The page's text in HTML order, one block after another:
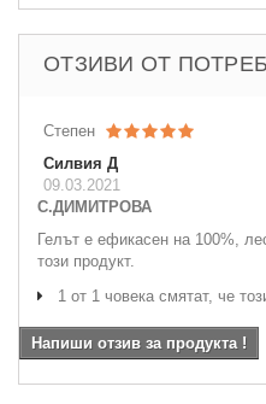
ОТЗИВИ ОТ
Степен
Силвия Д
09.03.2021
С.ДИМИТРОВА
Гелът е ефикасен на 100%,
този продукт.
1 от 1 човека смятат, че
Напиши отзив за продукта !